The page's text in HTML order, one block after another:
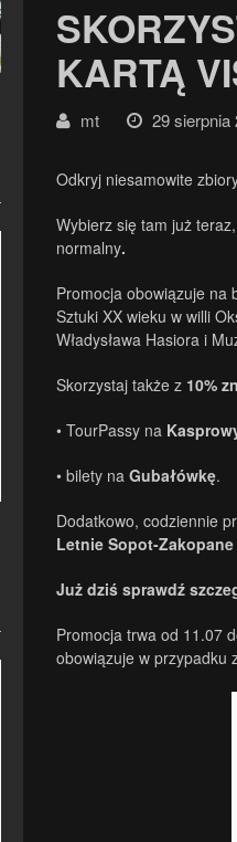
KARTĄ
mt 29 sierpnia
Odkryj niesamowite
Wybierz się tam już
normalny.
Promocja obowiązuje na
Sztuki XX wieku w willi
Władysława Hasiora i
Skorzystaj także z 10%
• TourPassy na
• bilety na Gubałówkę.
Dodatkowo, codziennie
Letnie Sopot-Zakopane
Już dziś sprawdź
Promocja trwa od 11.07
obowiązuje w przypadku